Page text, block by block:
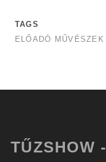
TAGS
ELŐADÓ MŰVÉSZEK
TŰZSHOW